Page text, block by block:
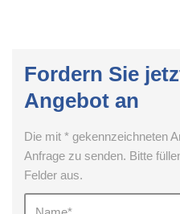
Fordern Sie
Angebot an
Die mit * gekennzeichneten
Anfrage zu senden. Bitte
Felder aus.